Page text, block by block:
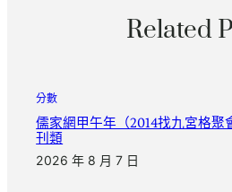
Related
分數
儒家網甲午年（2014找九宮格
刊類
2026 年 8 月 7 日